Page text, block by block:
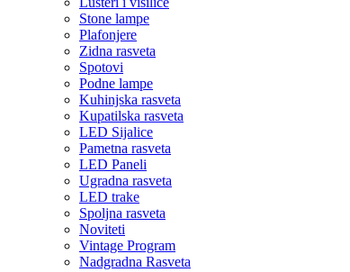
Stone lampe
Plafonjere
Zidna rasveta
Spotovi
Podne lampe
Kuhinjska rasveta
Kupatilska rasveta
LED Sijalice
Pametna rasveta
LED Paneli
Ugradna rasveta
LED trake
Spoljna rasveta
Noviteti
Vintage Program
Nadgradna Rasveta